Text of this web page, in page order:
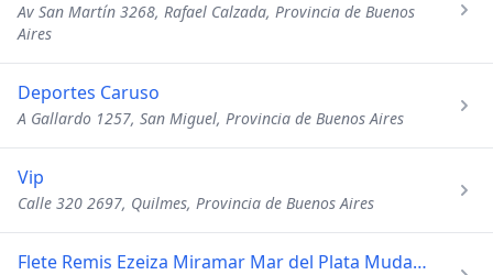
Av San Martín 3268, Rafael Calzada, Provincia de Buenos
Aires
Deportes Caruso
A Gallardo 1257, San Miguel, Provincia de Buenos Aires
Vip
Calle 320 2697, Quilmes, Provincia de Buenos Aires
Flete Remis Ezeiza Miramar Mar del Plata Mudanza Mascotas